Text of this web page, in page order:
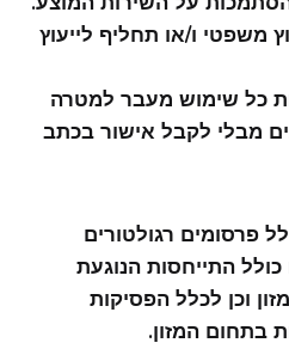
משפטי ו/או תחליף לייעוץ
כל שימוש מעבר למטרה
מבלי לקבל אישור בכתב
פרסומים רגולטורים
כולל התייחסות הנוגעת
וכן לכלל הפסיקות
בתחום המזון.